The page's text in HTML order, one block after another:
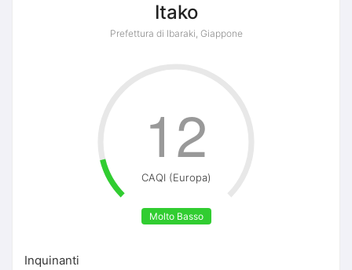
Itako
Prefettura di Ibaraki, Giappone
CAQI (Europa)
Molto Basso
12
Inquinanti